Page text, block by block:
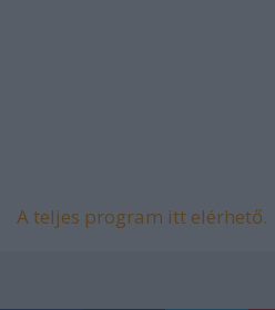
A teljes program itt elérhető.